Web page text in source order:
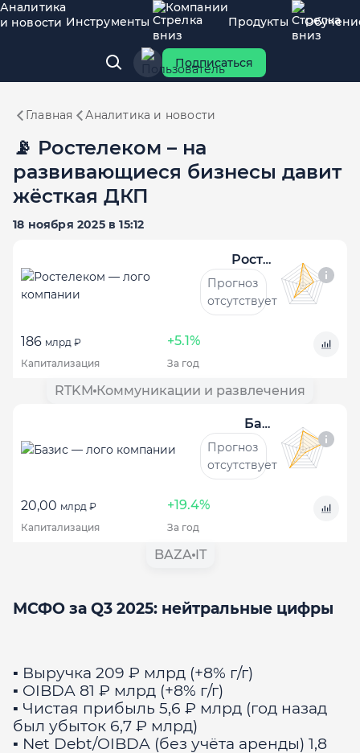
Аналитика
и новости Инструменты
Компании
Продукты
Подписаться
Главная Аналитика и новости
📡 Ростелеком – на
развивающиеся бизнесы давит
жёсткая ДКП
18 ноября 2025 в 15:12
Ростелеком
Прогноз
отсутствует
186 млрд ₽ +5.1%
Капитализация За год
RTKM Коммуникации и развлечения
Базис
Прогноз
отсутствует
20,00 млрд ₽ +19.4%
Капитализация За год
BAZA IT
МСФО за Q3 2025: нейтральные цифры
▪️ Выручка 209 ₽ млрд (+8% г/г)
▪️ OIBDA 81 ₽ млрд (+8% г/г)
▪️ Чистая прибыль 5,6 ₽ млрд (год назад
был убыток 6,7 ₽ млрд)
▪️ Net Debt/OIBDA (без учёта аренды) 1,8